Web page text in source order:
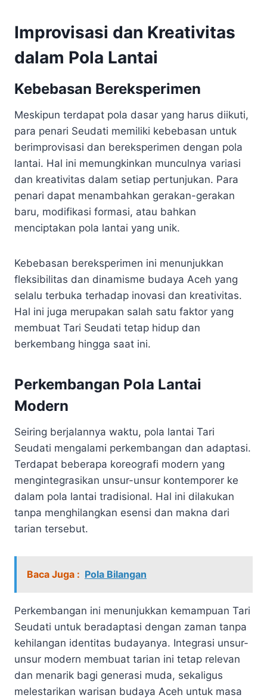
Improvisasi dan Kreativitas
dalam Pola Lantai
Kebebasan Bereksperimen
Meskipun terdapat pola dasar yang harus diikuti,
para penari Seudati memiliki kebebasan untuk
berimprovisasi dan bereksperimen dengan pola
lantai. Hal ini memungkinkan munculnya variasi
dan kreativitas dalam setiap pertunjukan. Para
penari dapat menambahkan gerakan-gerakan
baru, modifikasi formasi, atau bahkan
menciptakan pola lantai yang unik.
Kebebasan bereksperimen ini menunjukkan
fleksibilitas dan dinamisme budaya Aceh yang
selalu terbuka terhadap inovasi dan kreativitas.
Hal ini juga merupakan salah satu faktor yang
membuat Tari Seudati tetap hidup dan
berkembang hingga saat ini.
Perkembangan Pola Lantai
Modern
Seiring berjalannya waktu, pola lantai Tari
Seudati mengalami perkembangan dan adaptasi.
Terdapat beberapa koreografi modern yang
mengintegrasikan unsur-unsur kontemporer ke
dalam pola lantai tradisional. Hal ini dilakukan
tanpa menghilangkan esensi dan makna dari
tarian tersebut.
Baca Juga : Pola Bilangan
Perkembangan ini menunjukkan kemampuan Tari
Seudati untuk beradaptasi dengan zaman tanpa
kehilangan identitas budayanya. Integrasi unsur-
unsur modern membuat tarian ini tetap relevan
dan menarik bagi generasi muda, sekaligus
melestarikan warisan budaya Aceh untuk masa